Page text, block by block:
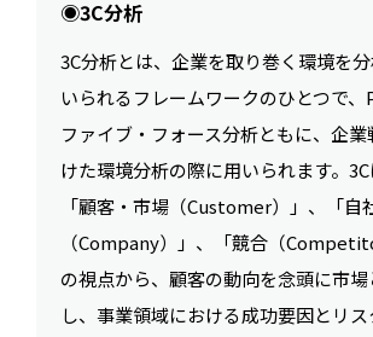
◉3C分析
3C分析とは、企業を取り巻く環境を
いられるフレームワークのひとつで、
ファイブ・フォース分析ともに、企
けた環境分析の際に用いられます。3C
「顧客・市場（Customer）」、「自
（Company）」、「競合（
の視点から、顧客の動向を念頭に市
し、事業領域における成功要因とリ